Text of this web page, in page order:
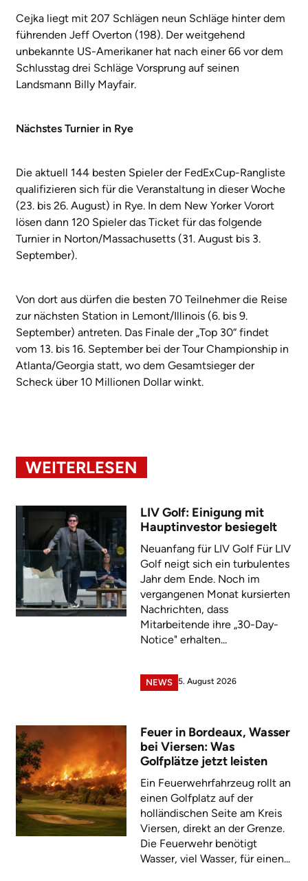
Cejka liegt mit 207 Schlägen neun Schläge hinter dem
führenden Jeff Overton (198). Der weitgehend
unbekannte US-Amerikaner hat nach einer 66 vor dem
Schlusstag drei Schläge Vorsprung auf seinen
Landsmann Billy Mayfair.
Nächstes Turnier in Rye
Die aktuell 144 besten Spieler der FedExCup-Rangliste
qualifizieren sich für die Veranstaltung in dieser Woche
(23. bis 26. August) in Rye. In dem New Yorker Vorort
lösen dann 120 Spieler das Ticket für das folgende
Turnier in Norton/Massachusetts (31. August bis 3.
September).
Von dort aus dürfen die besten 70 Teilnehmer die Reise
zur nächsten Station in Lemont/Illinois (6. bis 9.
September) antreten. Das Finale der „Top 30“ findet
vom 13. bis 16. September bei der Tour Championship in
Atlanta/Georgia statt, wo dem Gesamtsieger der
Scheck über 10 Millionen Dollar winkt.
WEITERLESEN
LIV Golf: Einigung mit
Hauptinvestor besiegelt
Neuanfang für LIV Golf Für LIV
Golf neigt sich ein turbulentes
Jahr dem Ende. Noch im
vergangenen Monat kursierten
Nachrichten, dass
Mitarbeitende ihre „30-Day-
Notice" erhalten...
NEWS 5. August 2026
Feuer in Bordeaux, Wasser
bei Viersen: Was
Golfplätze jetzt leisten
Ein Feuerwehrfahrzeug rollt an
einen Golfplatz auf der
holländischen Seite am Kreis
Viersen, direkt an der Grenze.
Die Feuerwehr benötigt
Wasser, viel Wasser, für einen...